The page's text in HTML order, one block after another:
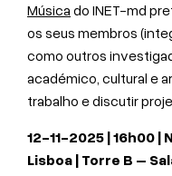
Música do INET-md
os seus membros
como outros
académico, cultural e
trabalho e discutir
12-11-2025 | 16h00 |
Lisboa | Torre B –